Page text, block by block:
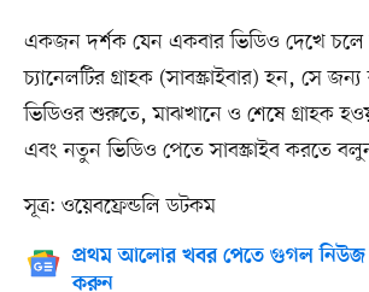
একজন দর্শক যেন একবার ভিডিও দেখে
চ্যানেলটির গ্রাহক (সাবস্ক্রাইবার) হন, সে
ভিডিওর শুরুতে, মাঝখানে ও শেষে গ্রাহক
এবং নতুন ভিডিও পেতে সাবস্ক্রাইব করতে
সূত্র: ওয়েবফ্রেন্ডলি ডটকম
প্রথম আলোর খবর পেতে গুগল নিউজ
করুন